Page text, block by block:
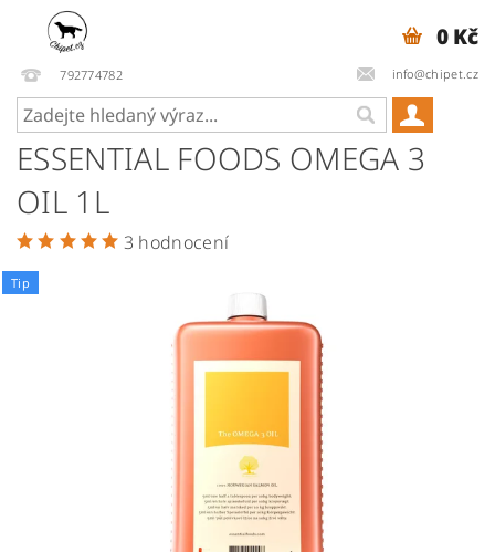
792774782 info@chipet.cz
0 Kč
ESSENTIAL FOODS OMEGA 3
OIL 1L
3 hodnocení
Tip